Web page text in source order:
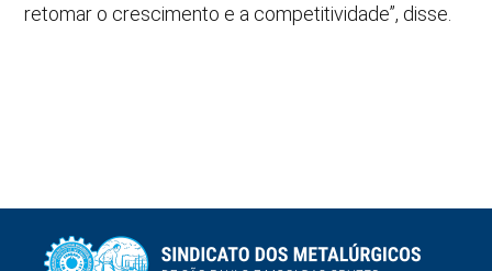
retomar o crescimento e a competitividade”, disse.